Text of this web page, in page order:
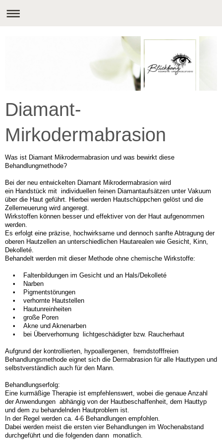
Diamant-
Mirkodermabrasion
Was ist Diamant Mikrodermabrasion und was bewirkt diese
Behandlungmethode?
Bei der neu entwickelten Diamant Mikrodermabrasion wird
ein Handstück mit individuellen feinen Diamantaufsätzen unter Vakuum
über die Haut geführt. Hierbei werden Hautschüppchen gelöst und die
Zellerneuerung wird angeregt.
Wirkstoffen können besser und effektiver von der Haut aufgenommen
werden.
Es erfolgt eine präzise, hochwirksame und dennoch sanfte Abtragung der
oberen Hautzellen an unterschiedlichen Hautarealen wie Gesicht, Kinn,
Dekolleté.
Behandelt werden mit dieser Methode ohne chemische Wirkstoffe:
• Faltenbildungen im Gesicht und an Hals/Dekolleté
• Narben
• Pigmentstörungen
• verhornte Hautstellen
• Hautunreinheiten
• große Poren
• Akne und Aknenarben
• bei Überverhornung lichtgeschädigter bzw. Raucherhaut
Aufgrund der kontrollierten, hypoallergenen, fremdstofffreien
Behandlungsmethode eignet sich die Dermabrasion für alle Hauttypen und
selbstverständlich auch für den Mann.
Behandlungserfolg:
Eine kurmäßige Therapie ist empfehlenswert, wobei die genaue Anzahl
der Anwendungen abhängig von der Hautbeschaffenheit, dem Hauttyp
und dem zu behandelnden Hautproblem ist.
In der Regel werden ca. 4-6 Behandlungen empfohlen.
Dabei werden meist die ersten vier Behandlungen im Wochenabstand
durchgeführt und die folgenden dann monatlich.